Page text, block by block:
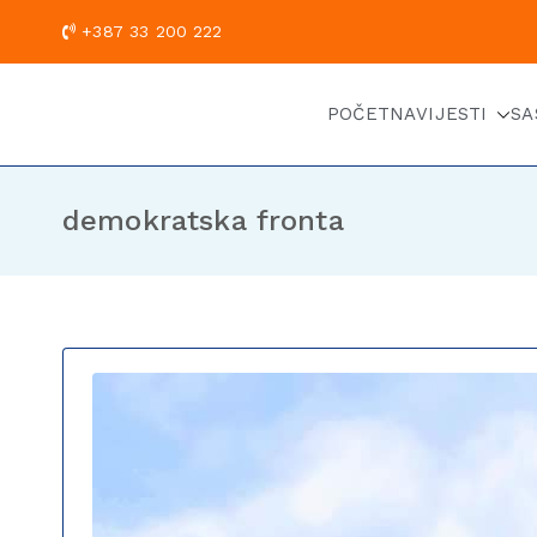
+387 33 200
POČETNAVIJESTI
demokratska fronta